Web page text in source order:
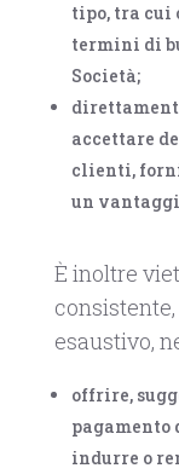
tipo, tra cui
termini di
Società;
accettare
clienti,
un
È inoltre
esaustivo,
offrire,
indurre o